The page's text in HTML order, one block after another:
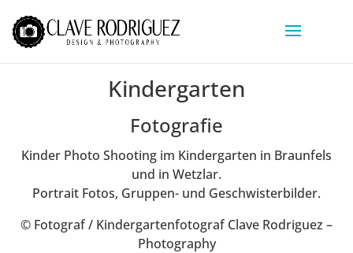
Kindergarten
Fotografie
Kinder Photo Shooting im Kindergarten in Braunfels
und in Wetzlar.
Portrait Fotos, Gruppen- und Geschwisterbilder.
© Fotograf / Kindergartenfotograf Clave Rodriguez –
Photography